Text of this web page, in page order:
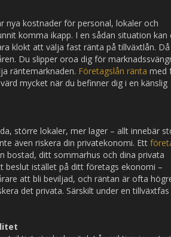
nya kostnader för personal, lokaler och
komma ikapp. I en sådan situation kan
klokt att välja fast ränta på tillväxtlån.
Du slipper oroa dig för
räntemarknaden. Företagslån ränta med
mycket när du befinner dig i en känslig
större lokaler, mer lager – allt innebär
även riskera din privatekonomi. Ett
bostad, ditt sommarhus och dina privata
beslut istället på ditt företags ekonomi –
att bli beviljad, och räntan är ofta
det privata. Särskilt under en